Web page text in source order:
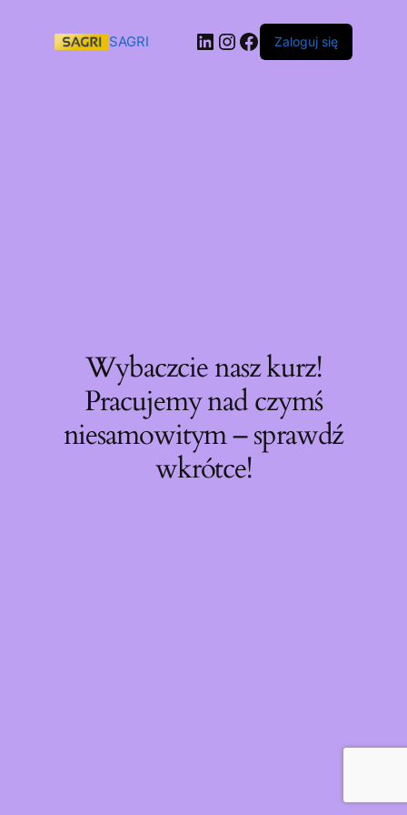
SAGRI Zaloguj się
Wybaczcie nasz kurz!
Pracujemy nad czymś
niesamowitym – sprawdź
wkrótce!